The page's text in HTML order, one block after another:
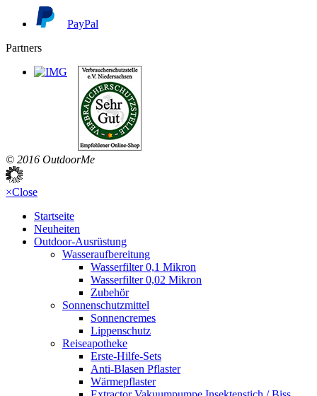
PayPal
Partners
© 2016 OutdoorMe
×Close
Startseite
Neuheiten
Outdoor-Ausrüstung
Wasseraufbereitung
Wasserfilter 0,1 Mikron
Wasserfilter 0,02 Mikron
Zubehör
Sonnenschutzmittel
Sonnencremes
Lippenschutz
Reiseapotheke
Erste-Hilfe-Sets
Anti-Blasen Pflaster
Wärmepflaster